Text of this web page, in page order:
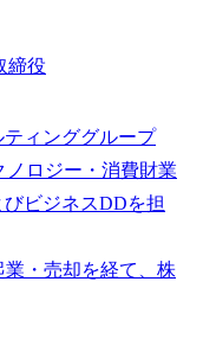
締役
ィンググループ
ノロジー・消費財業
ビジネスDDを担
・売却を経て、株